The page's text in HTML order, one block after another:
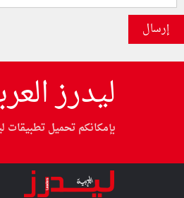
إرسال
ليدرز
بإمكانكم تحميل تطبيقات